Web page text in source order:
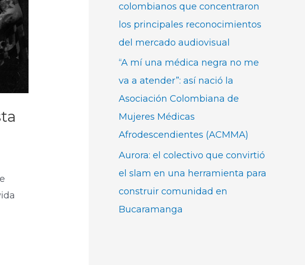
colombianos que concentraron
los principales reconocimientos
del mercado audiovisual
“A mí una médica negra no me
va a atender”: así nació la
Asociación Colombiana de
Mujeres Médicas
Afrodescendientes (ACMMA)
Aurora: el colectivo que convirtió
el slam en una herramienta para
construir comunidad en
Bucaramanga